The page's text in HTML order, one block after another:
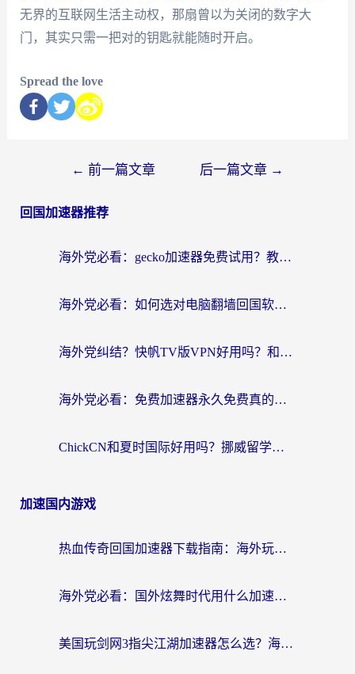
无界的互联网生活主动权，那扇曾以为关闭的数字大
门，其实只需一把对的钥匙就能随时开启。
Spread the love
← 前一篇文章 后一篇文章 →
回国加速器推荐
海外党必看：gecko加速器免费试用？教你选对回国加速器，无缝刷国内剧玩游戏
海外党必看：如何选对电脑翻墙回国软件，轻松解锁国内资源？
海外党纠结？快帆TV版VPN好用吗？和扇贝手游VPN对比哪个回国效果更好？
海外党必看：免费加速器永久免费真的存在吗？教你选对回国加速器无缝刷国内资源
ChickCN和夏时国际好用吗？挪威留学生亲测3款回国加速器，附穿梭和加速喵对比指南
加速国内游戏
热血传奇回国加速器下载指南：海外玩家如何流畅砍怪不卡顿？
海外党必看：国外炫舞时代用什么加速器比较好？解决延迟卡顿的终极方案
美国玩剑网3指尖江湖加速器怎么选？海外党亲测避坑指南